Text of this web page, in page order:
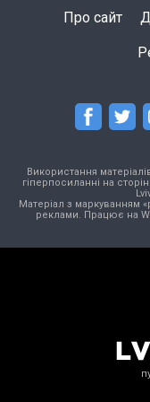
Про сайт
Використання
гіперпосиланні на
Матеріал з маркуванням
реклами. Працює на